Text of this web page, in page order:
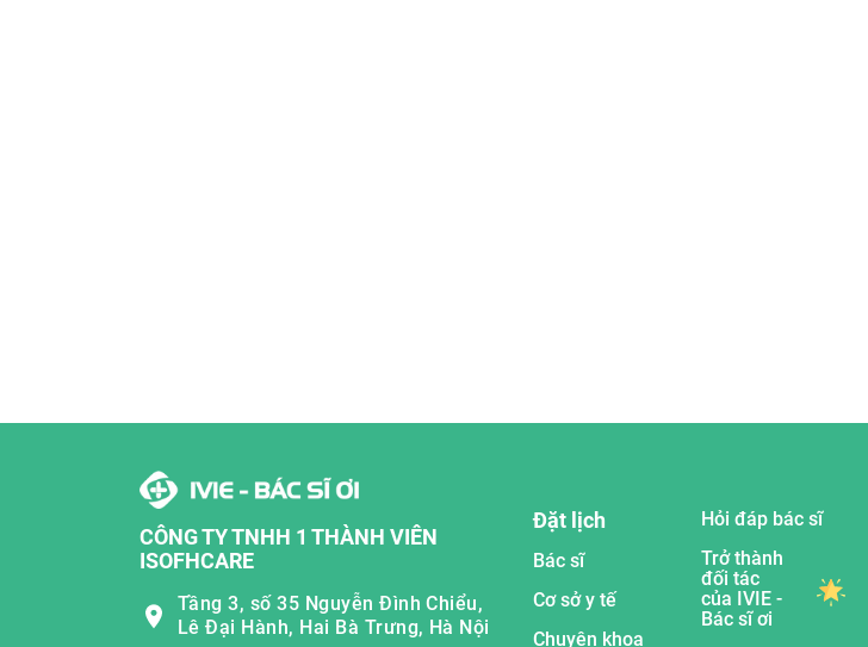
CÔNG TY TNHH 1 THÀNH VIÊN
ISOFHCARE
Tầng 3, số 35 Nguyễn Đình Chiểu,
Lê Đại Hành, Hai Bà Trưng, Hà Nội
Đặt lịch
Bác sĩ
Cơ sở y tế
Chuyên khoa
Hỏi đáp bác sĩ
Trở thành
đối tác
của IVIE -
Bác sĩ ơi